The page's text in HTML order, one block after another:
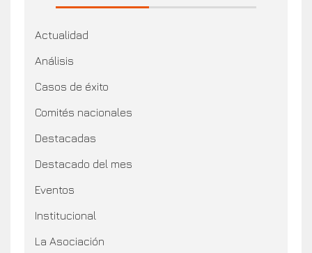
Destacado del mes
Eventos
Institucional
La Asociación
Noticias
Noticias de ALAS
Perfil empresarial
Perfiles
Sin categoría